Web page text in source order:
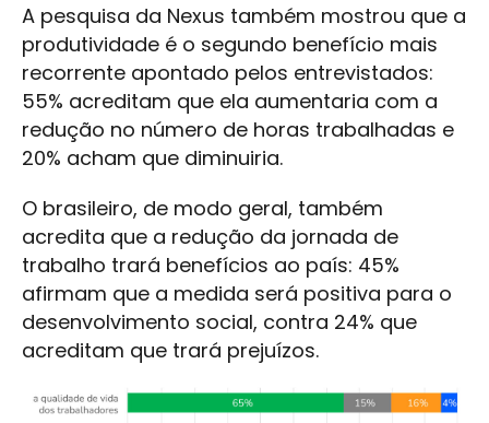
A pesquisa da Nexus também mostrou que a
produtividade é o segundo benefício mais
recorrente apontado pelos entrevistados:
55% acreditam que ela aumentaria com a
redução no número de horas trabalhadas e
20% acham que diminuiria.
O brasileiro, de modo geral, também
acredita que a redução da jornada de
trabalho trará benefícios ao país: 45%
afirmam que a medida será positiva para o
desenvolvimento social, contra 24% que
acreditam que trará prejuízos.